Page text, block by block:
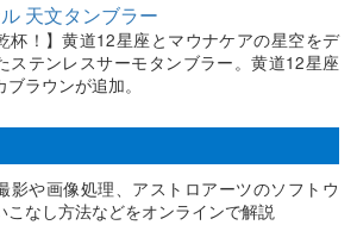
天文タンブラー
杯！】黄道12星座とマウナケアの星空をデ
ステンレスサーモタンブラー。黄道12星座
ラウンが追加。
影や画像処理、アストロアーツのソフトウ
こなし方法などをオンラインで解説